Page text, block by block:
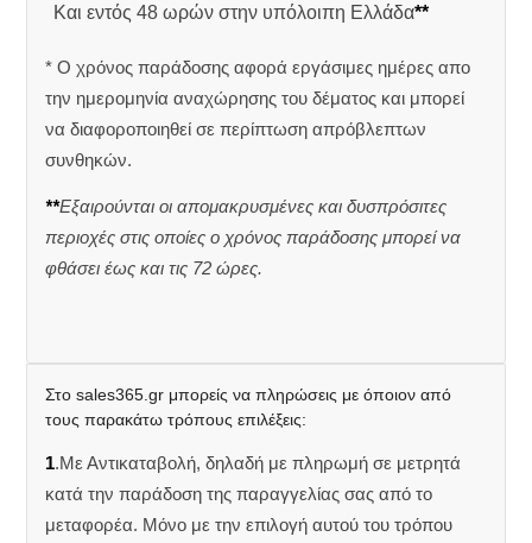
Και εντός 48 ωρών στην υπόλοιπη Ελλάδα**
* Ο χρόνος παράδοσης αφορά εργάσιμες ημέρες απο
την ημερομηνία αναχώρησης του δέματος και μπορεί
να διαφοροποιηθεί σε περίπτωση απρόβλεπτων
συνθηκών.
**Εξαιρούνται οι απομακρυσμένες και δυσπρόσιτες
περιοχές στις οποίες ο χρόνος παράδοσης μπορεί να
φθάσει έως και τις 72 ώρες.
Στο sales365.gr μπορείς να πληρώσεις με όποιον από
τους παρακάτω τρόπους επιλέξεις:
1.Με Αντικαταβολή, δηλαδή με πληρωμή σε μετρητά
κατά την παράδοση της παραγγελίας σας από το
μεταφορέα. Μόνο με την επιλογή αυτού του τρόπου